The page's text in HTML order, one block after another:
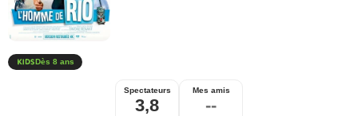
Dès 8 ans
Spectateurs
3,8
Mes amis
--